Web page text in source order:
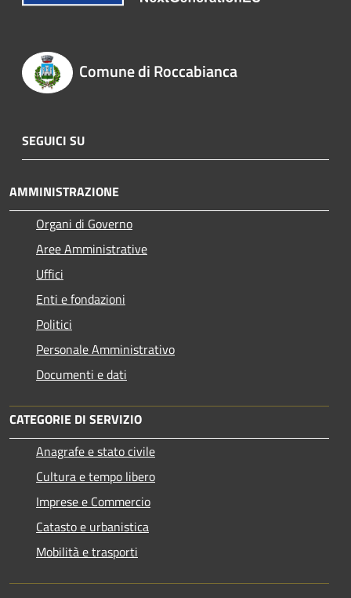
Comune di Roccabianca
SEGUICI SU
AMMINISTRAZIONE
Organi di Governo
Aree Amministrative
Uffici
Enti e fondazioni
Politici
Personale Amministrativo
Documenti e dati
CATEGORIE DI SERVIZIO
Anagrafe e stato civile
Cultura e tempo libero
Imprese e Commercio
Catasto e urbanistica
Mobilità e trasporti